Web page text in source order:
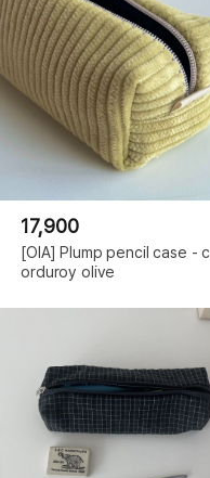
17,900
[OIA] Plump pencil case - c
orduroy olive